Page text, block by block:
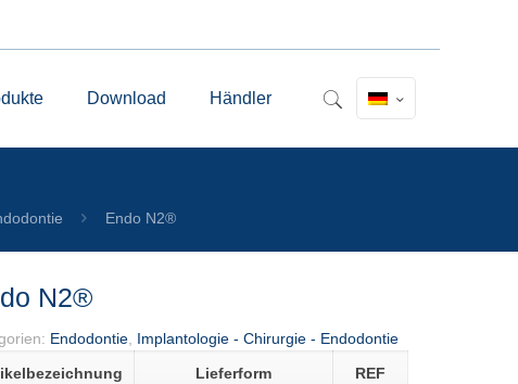
Download Händler
Endo N2®
N2®
Endodontie, Implantologie - Chirurgie - Endodontie
Lieferform REF